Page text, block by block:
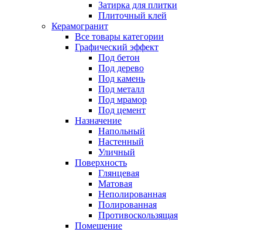
Затирка для плитки
Плиточный клей
Керамогранит
Все товары категории
Графический эффект
Под бетон
Под дерево
Под камень
Под металл
Под мрамор
Под цемент
Назначение
Напольный
Настенный
Уличный
Поверхность
Глянцевая
Матовая
Неполированная
Полированная
Противоскользящая
Помещение